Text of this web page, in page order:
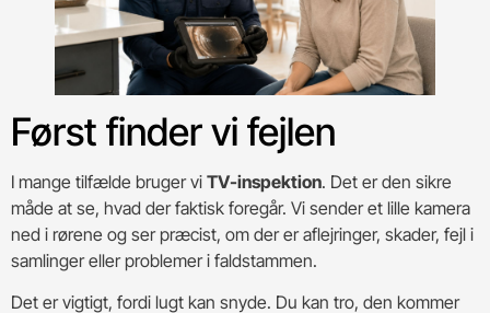
Først finder vi fejlen
I mange tilfælde bruger vi TV-inspektion. Det er den sikre
måde at se, hvad der faktisk foregår. Vi sender et lille kamera
ned i rørene og ser præcist, om der er aflejringer, skader, fejl i
samlinger eller problemer i faldstammen.
Det er vigtigt, fordi lugt kan snyde. Du kan tro, den kommer